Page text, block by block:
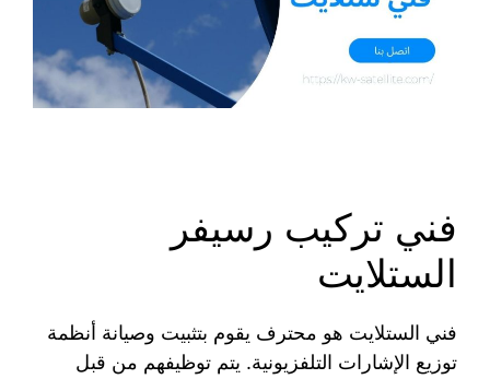
فني تركيب رسيفر
الستلايت
فني الستلايت هو محترف يقوم بتثبيت وصيانة أنظمة
توزيع الإشارات التلفزيونية. يتم توظيفهم من قبل